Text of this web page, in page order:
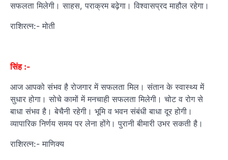
सफलता मिलेगी। साहस, पराक्रम बढ़ेगा। विश्वासप्रद माहौल रहेगा।
राशिरत्न:- मोती
सिंह :-
आज आपको संभव है रोजगार में सफलता मिल। संतान के स्वास्थ्य में
सुधार होगा। सोचे कामों में मनचाही सफलता मिलेगी। चोट व रोग से
बाधा संभव है। बेचैनी रहेगी। भूमि व भवन संबंधी बाधा दूर होगी।
व्यापारिक निर्णय समय पर लेना होंगे। पुरानी बीमारी उभर सकती है।
राशिरत्न:- माणिक्य